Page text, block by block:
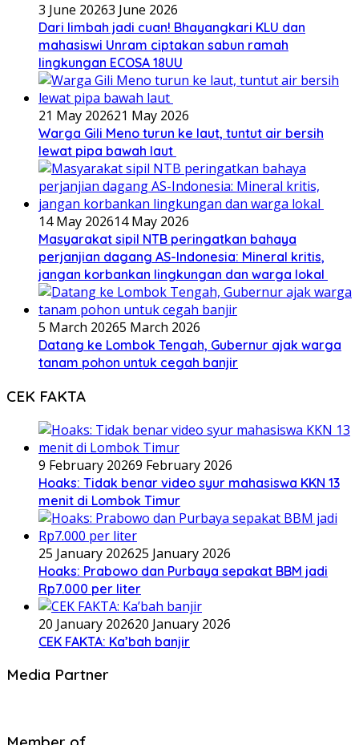
3 June 20263 June 2026
Dari limbah jadi cuan! Bhayangkari KLU dan
mahasiswi Unram ciptakan sabun ramah
lingkungan ECOSA 18UU
21 May 202621 May 2026
Warga Gili Meno turun ke laut, tuntut air bersih
lewat pipa bawah laut
14 May 202614 May 2026
Masyarakat sipil NTB peringatkan bahaya
perjanjian dagang AS-Indonesia: Mineral kritis,
jangan korbankan lingkungan dan warga lokal
5 March 20265 March 2026
Datang ke Lombok Tengah, Gubernur ajak warga
tanam pohon untuk cegah banjir
CEK FAKTA
9 February 20269 February 2026
Hoaks: Tidak benar video syur mahasiswa KKN 13
menit di Lombok Timur
25 January 202625 January 2026
Hoaks: Prabowo dan Purbaya sepakat BBM jadi
Rp7.000 per liter
20 January 202620 January 2026
CEK FAKTA: Ka’bah banjir
Media Partner